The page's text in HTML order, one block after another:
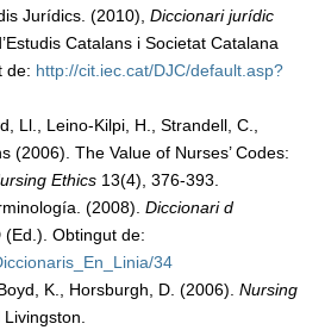
Jurídics. (2010), Diccionari jurídic
Catalans i Societat Catalana
de: http://cit.iec.cat/DJC/default.asp?
Ll., Leino-Kilpi, H., Strandell, C.,
(2006). The Value of Nurses’ Codes:
Ethics 13(4), 376-393.
(2008). Diccionari d
(Ed.). Obtingut de:
34
K., Horsburgh, D. (2006). Nursing